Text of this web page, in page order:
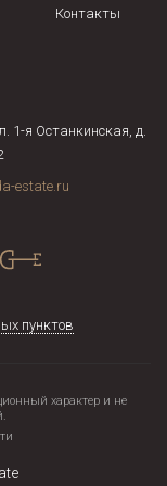
соблюдены ли их
арестом или в
продается по
Контакты
1-я Останкинская, д.
estate.ru
пунктов
характер и не